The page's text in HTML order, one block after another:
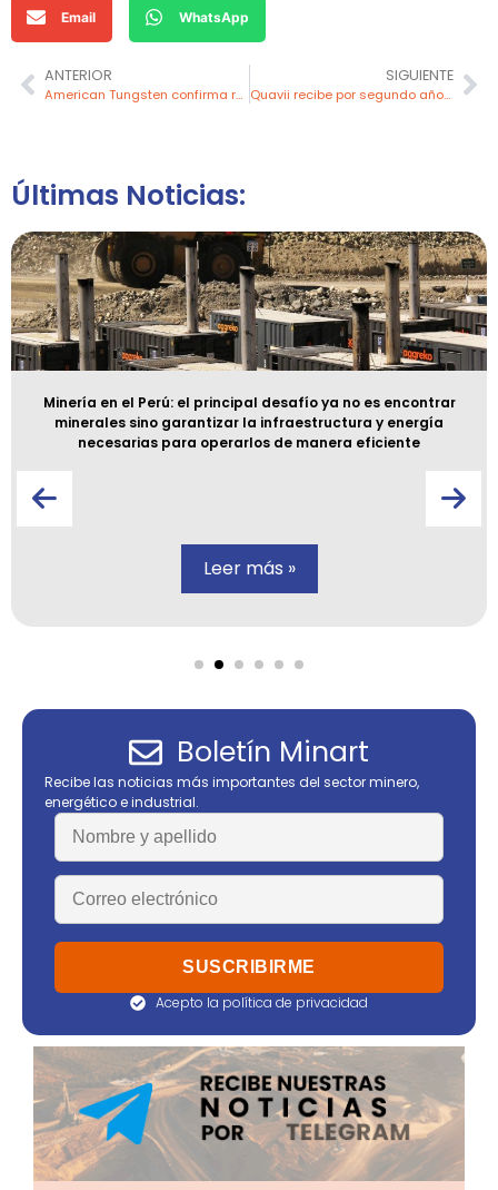
Email WhatsApp
ANTERIOR
American Tungsten confirma resultados de tungsteno y plata en la mina IMA
SIGUIENTE
Quavii recibe por segundo año consecutivo distintivo de experiencia al cliente como mejor compañía de servicios públicos en el país
Últimas Noticias:
Minería en el Perú: el principal desafío ya no es encontrar
minerales sino garantizar la infraestructura y energía
necesarias para operarlos de manera eficiente
Leer más »
Boletín Minart
Recibe las noticias más importantes del sector minero,
energético e industrial.
Acepto la política de privacidad